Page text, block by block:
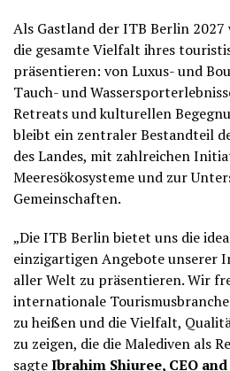
Als Gastland der ITB Berlin 2027
die gesamte Vielfalt ihres
präsentieren: von Luxus- und
Tauch- und
Retreats und kulturellen
bleibt ein zentraler Bestandteil
des Landes, mit zahlreichen
Meeresökosysteme und zur
Gemeinschaften.
„Die ITB Berlin bietet uns die
einzigartigen Angebote unserer
aller Welt zu präsentieren. Wir
internationale
zu heißen und die Vielfalt,
zu zeigen, die die Malediven als
sagteIbrahim Shiuree, CEO